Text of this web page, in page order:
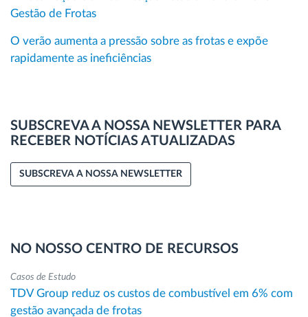
Gestão de Frotas
O verão aumenta a pressão sobre as frotas e expõe
rapidamente as ineficiências
SUBSCREVA A NOSSA NEWSLETTER PARA
RECEBER NOTÍCIAS ATUALIZADAS
SUBSCREVA A NOSSA NEWSLETTER
NO NOSSO CENTRO DE RECURSOS
Casos de Estudo
TDV Group reduz os custos de combustível em 6% com
gestão avançada de frotas